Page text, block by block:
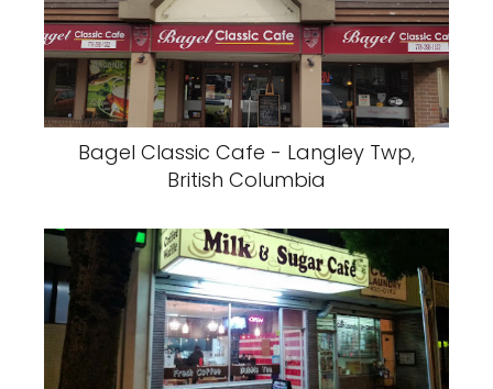
Bagel Classic Cafe - Langley Twp,
British Columbia